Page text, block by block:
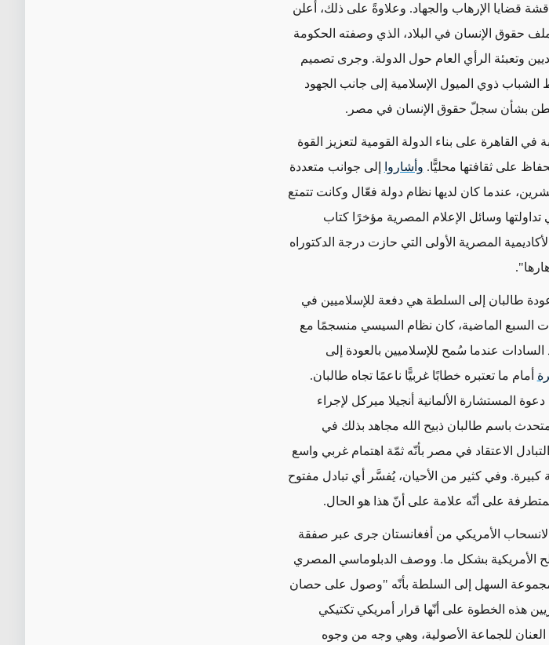
قضايا الإرهاب والجهاد. وعلاوةً على ذلك، أعلن
حقوق الإنسان في البلاد، الذي وصفته الحكومة
وتعبئة الرأي العام حول الدولة. وجرى تصميم
ذوي الميول الإسلامية إلى جانب الجهود
بشأن سجلّ حقوق الإنسان في مصر.
القاهرة على بناء الدولة القومية لتعزيز القوة
على ثقافتها محليًّا. وأشاروا
إلى جوانب متعددة
عندما كان لديها نظام دولة فعّال وكانت تتمتع
وسائل الإعلام المصرية مؤخرًا كتاب
المصرية الأولى التي حازت درجة الدكتوراه
"
.
طالبان إلى السلطة هي دفعة للإسلاميين في
السبع الماضية، كان نظام السيسي منسجمًا مع
عندما سُمح للإسلاميين بالعودة إلى
أمام ما تعتبره خطابًا غربيًّا ناعمًا تجاه طالبان.
المستشارة الألمانية أنجيلا ميركل لإجراء
باسم طالبان ذبيح الله مجاهد بذلك في
الاعتقاد في مصر بأنّه ثمّة اهتمام غربي واسع
كبيرة. وفي كثير من الأحيان، يُفسَّر أي تبادل مفتوح
على أنّه علامة على أنّ هذا هو الحال.
الأمريكي من أفغانستان جرى عبر صفقة
الأمريكية بشكل ما. ووصف الدبلوماسي المصري
السهل إلى السلطة بأنّه "وصول على حصان
هذه الخطوة على أنّها قرار أمريكي تكتيكي
للجماعة الأصولية، وهي وجه من وجوه